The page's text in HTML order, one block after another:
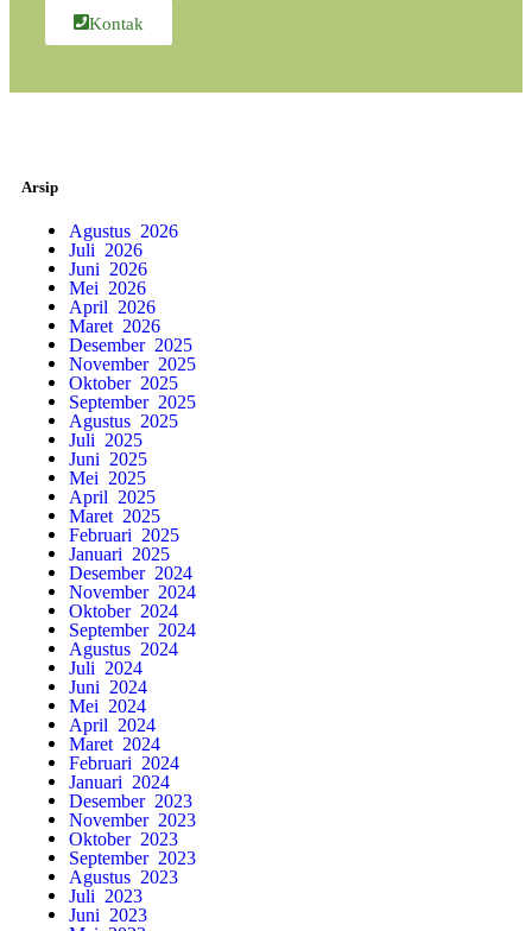
Kontak
Arsip
Agustus 2026
Juli 2026
Juni 2026
Mei 2026
April 2026
Maret 2026
Desember 2025
November 2025
Oktober 2025
September 2025
Agustus 2025
Juli 2025
Juni 2025
Mei 2025
April 2025
Maret 2025
Februari 2025
Januari 2025
Desember 2024
November 2024
Oktober 2024
September 2024
Agustus 2024
Juli 2024
Juni 2024
Mei 2024
April 2024
Maret 2024
Februari 2024
Januari 2024
Desember 2023
November 2023
Oktober 2023
September 2023
Agustus 2023
Juli 2023
Juni 2023